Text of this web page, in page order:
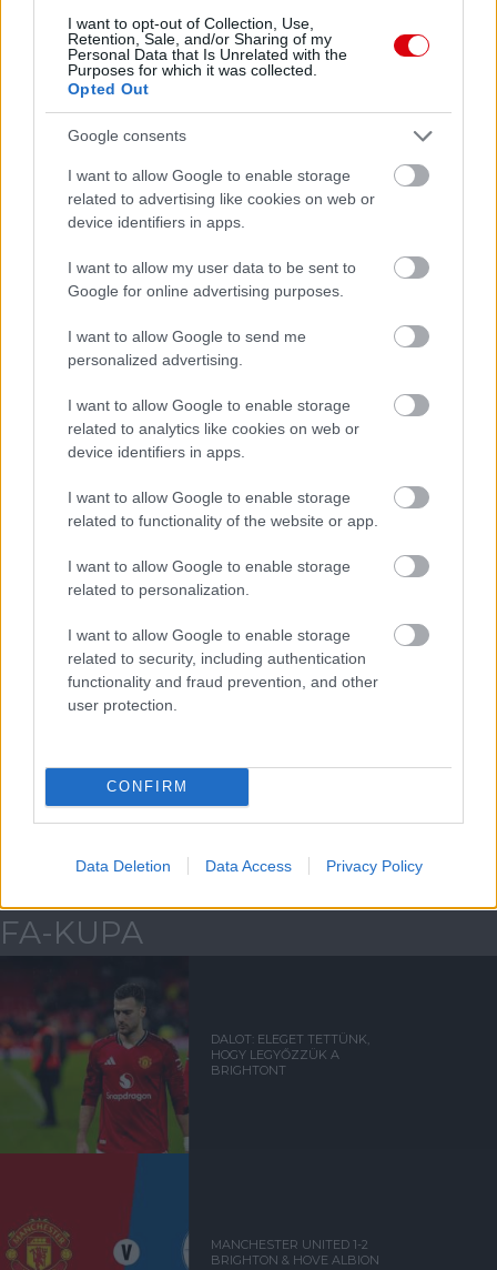
I want to opt-out of Collection, Use,
Retention, Sale, and/or Sharing of my
Personal Data that Is Unrelated with the
Purposes for which it was collected.
Opted Out
Google consents
I want to allow Google to enable storage
related to advertising like cookies on web or
device identifiers in apps.
I want to allow my user data to be sent to
Google for online advertising purposes.
I want to allow Google to send me
personalized advertising.
I want to allow Google to enable storage
related to analytics like cookies on web or
device identifiers in apps.
I want to allow Google to enable storage
related to functionality of the website or app.
I want to allow Google to enable storage
related to personalization.
I want to allow Google to enable storage
related to security, including authentication
functionality and fraud prevention, and other
user protection.
CONFIRM
Data Deletion Data Access Privacy Policy
Meccs Center
Paris Saint-Germainvs
Manchester United
Felkészülési szezon 4. mérkőzés
Nya Ullevi, Göteborg
0 nap 3 óra 37 perc 14 másodperc
Leeds UnitedvsManchester United2026-08-12 20:30
AC MilanvsManchester United2026-08-15 18:00
ELŐZŐ MÉRKŐZÉSEK
Támogatás
Támogasd adományoddal
a ManUtdFanatics.hu működését!
Kapcsolódó hírek
FA-KUPA
DALOT: ELEGET TETTÜNK,
HOGY LEGYŐZZÜK A
BRIGHTONT
MANCHESTER UNITED 1-2
BRIGHTON & HOVE ALBION